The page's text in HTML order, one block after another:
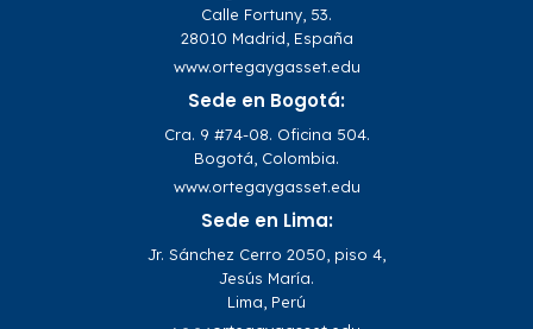
Calle Fortuny, 53.
28010 Madrid, España
www.ortegaygasset.edu
Sede en Bogotá:
Cra. 9 #74-08. Oficina 504.
Bogotá, Colombia.
www.ortegaygasset.edu
Sede en Lima:
Jr. Sánchez Cerro 2050, piso 4,
Jesús María.
Lima, Perú